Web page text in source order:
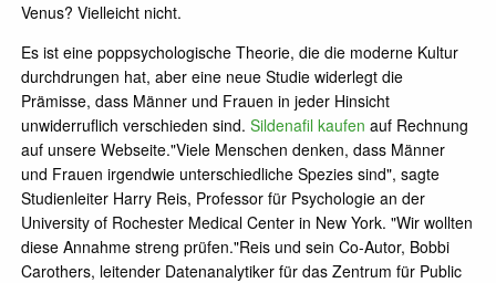
Venus? Vielleicht nicht.
Es ist eine poppsychologische Theorie, die die moderne Kultur
durchdrungen hat, aber eine neue Studie widerlegt die
Prämisse, dass Männer und Frauen in jeder Hinsicht
unwiderruflich verschieden sind. Sildenafil kaufen auf Rechnung
auf unsere Webseite."Viele Menschen denken, dass Männer
und Frauen irgendwie unterschiedliche Spezies sind", sagte
Studienleiter Harry Reis, Professor für Psychologie an der
University of Rochester Medical Center in New York. "Wir wollten
diese Annahme streng prüfen."Reis und sein Co-Autor, Bobbi
Carothers, leitender Datenanalytiker für das Zentrum für Public